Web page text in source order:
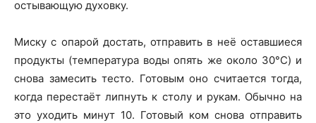
остывающую духовку.
Миску с опарой достать, отправить в неё оставшиеся
продукты (температура воды опять же около 30°C) и
снова замесить тесто. Готовым оно считается тогда,
когда перестаёт липнуть к столу и рукам. Обычно на
это уходить минут 10. Готовый ком снова отправить